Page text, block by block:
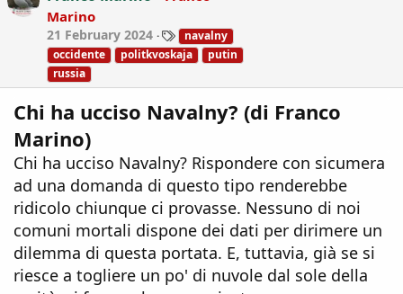
o
n
s
:
Marino
21 February 2024
T
a
g
navalny
occidente
politkvoskaja
putin
russia
Chi ha ucciso Navalny? (di Franco
Marino)
Chi ha ucciso Navalny? Rispondere con sicumera
ad una domanda di questo tipo renderebbe
ridicolo chiunque ci provasse. Nessuno di noi
comuni mortali dispone dei dati per dirimere un
dilemma di questa portata. E, tuttavia, già se si
riesce a togliere un po' di nuvole dal sole della